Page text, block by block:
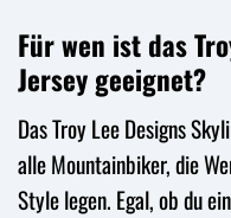
Für wen ist das
Jersey geeignet?
Das Troy Lee Designs
alle Mountainbiker, die
Style legen. Egal, ob du